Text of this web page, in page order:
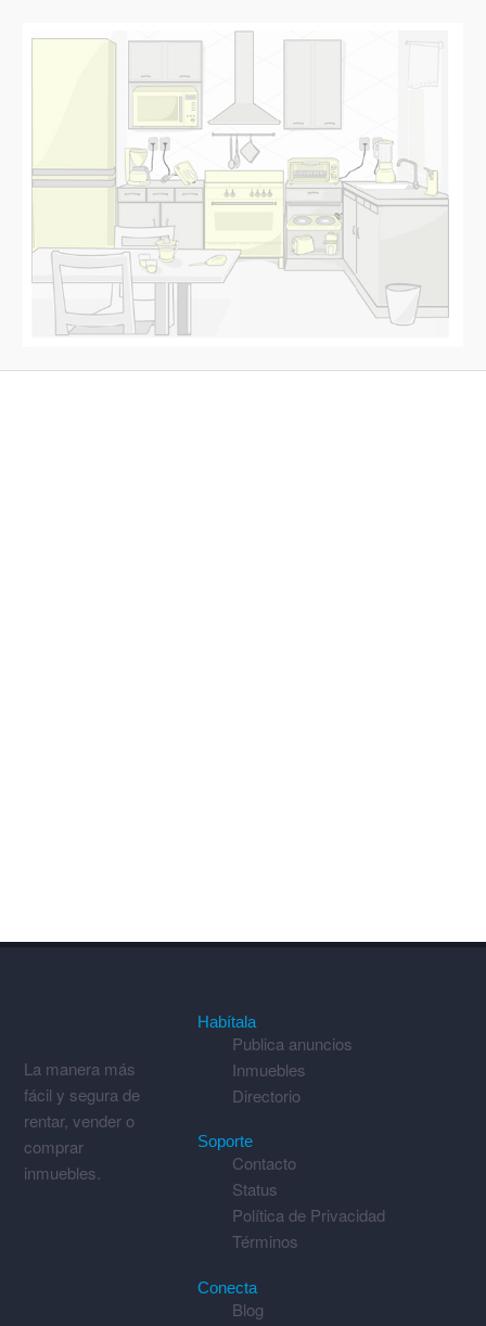
La manera más
fácil y segura de
rentar, vender o
comprar
inmuebles.
Habítala
Publica anuncios
Inmuebles
Directorio
Soporte
Contacto
Status
Política de Privacidad
Términos
Conecta
Blog